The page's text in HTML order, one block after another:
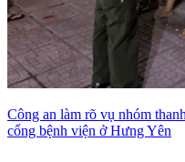
Công an làm rõ vụ nhóm
cổng bệnh viện ở Hưng Yên